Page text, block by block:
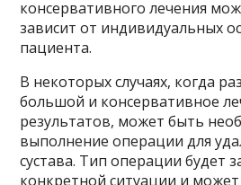
консервативного лечения
зависит от индивидуальных
пациента.
В некоторых случаях, когда
большой и консервативное
результатов, может быть
выполнение операции для
сустава. Тип операции будет
конкретной ситуации и